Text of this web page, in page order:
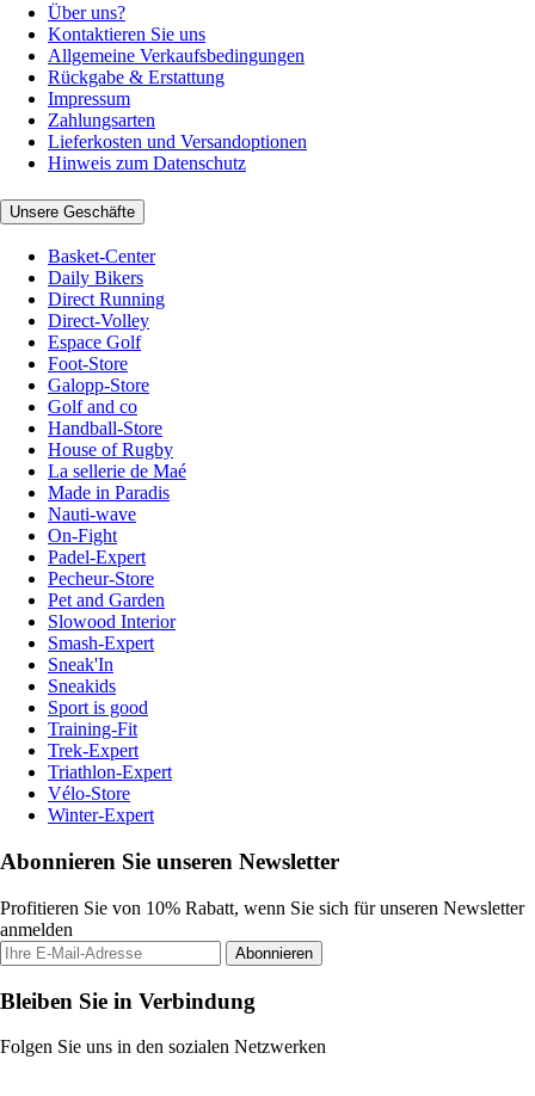
Über uns?
Kontaktieren Sie uns
Allgemeine Verkaufsbedingungen
Rückgabe & Erstattung
Impressum
Zahlungsarten
Lieferkosten und Versandoptionen
Hinweis zum Datenschutz
Unsere Geschäfte
Basket-Center
Daily Bikers
Direct Running
Direct-Volley
Espace Golf
Foot-Store
Galopp-Store
Golf and co
Handball-Store
House of Rugby
La sellerie de Maé
Made in Paradis
Nauti-wave
On-Fight
Padel-Expert
Pecheur-Store
Pet and Garden
Slowood Interior
Smash-Expert
Sneak'In
Sneakids
Sport is good
Training-Fit
Trek-Expert
Triathlon-Expert
Vélo-Store
Winter-Expert
Abonnieren Sie unseren Newsletter
Profitieren Sie von 10% Rabatt, wenn Sie sich für unseren Newsletter
anmelden
Abonnieren
Bleiben Sie in Verbindung
Folgen Sie uns in den sozialen Netzwerken